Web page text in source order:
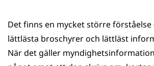
Det finns en mycket större
lättlästa broschyrer och lättläst
När det gäller